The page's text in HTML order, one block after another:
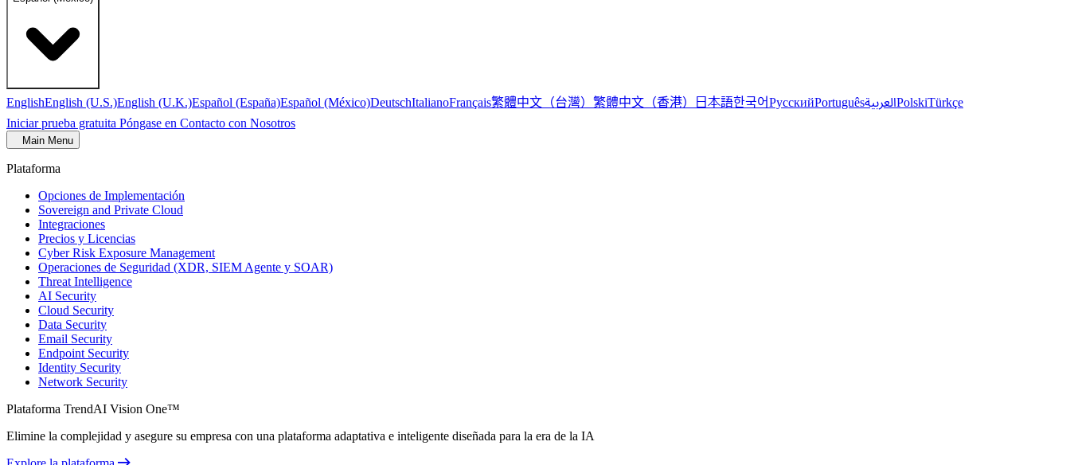
EnglishEnglish (U.S.)English (U.K.)Español (España)Español (México)DeutschItalianoFrançais繁體中文（台灣） 繁體中文（香港） 日本語한국어РусскийPortuguêsالعربيةPolskiTürkçe
Iniciar prueba gratuita Póngase en Contacto con Nosotros
Main Menu
Plataforma
Opciones de Implementación
Sovereign and Private Cloud
Integraciones
Precios y Licencias
Cyber Risk Exposure Management
Operaciones de Seguridad (XDR, SIEM Agente y SOAR)
Threat Intelligence
AI Security
Cloud Security
Data Security
Email Security
Endpoint Security
Identity Security
Network Security
Plataforma TrendAI Vision One™
Elimine la complejidad y asegure su empresa con una plataforma adaptativa e inteligente diseñada para la era de la IA